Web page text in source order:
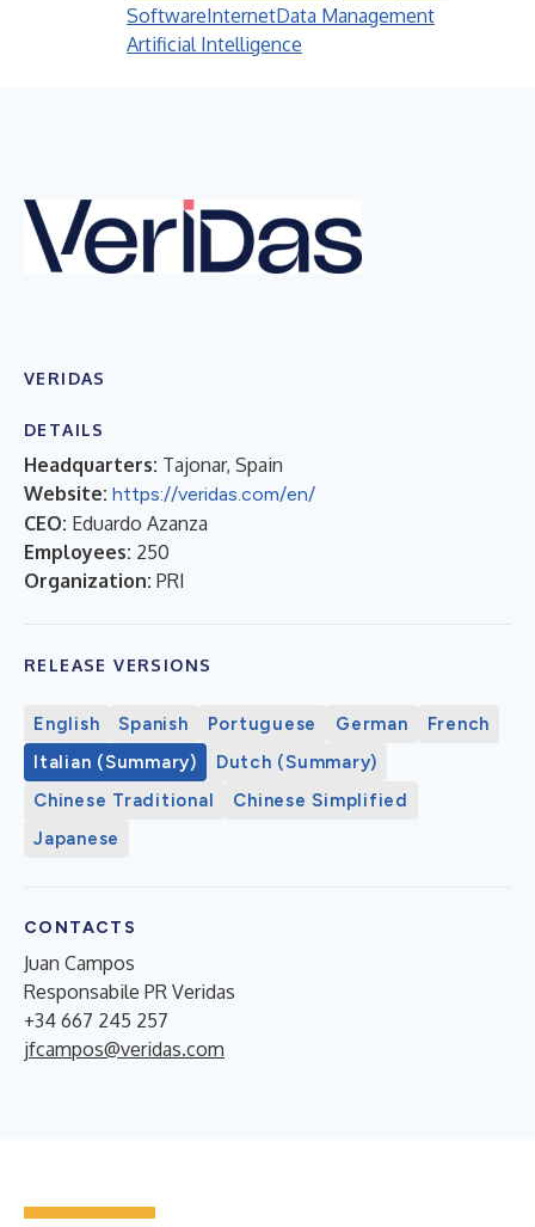
SoftwareInternetData Management
Artificial Intelligence
VERIDAS
DETAILS
Headquarters: Tajonar, Spain
Website: https://veridas.com/en/
CEO: Eduardo Azanza
Employees: 250
Organization: PRI
RELEASE VERSIONS
English Spanish Portuguese German
French
Italian (Summary)
Dutch (Summary)
Chinese Traditional
Chinese Simplified
Japanese
CONTACTS
Juan Campos
Responsabile PR Veridas
+34 667 245 257
jfcampos@veridas.com